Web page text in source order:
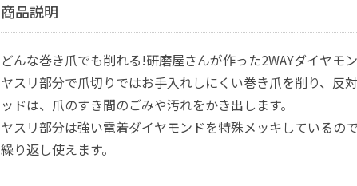
商品説明
どんな巻き爪でも削れる!研磨屋さんが作った2WAYダイヤモン
ヤスリ部分で爪切りではお手入れしにくい巻き爪を削り、反
ッドは、爪のすき間のごみや汚れをかき出します。
ヤスリ部分は強い電着ダイヤモンドを特殊メッキしているの
繰り返し使えます。